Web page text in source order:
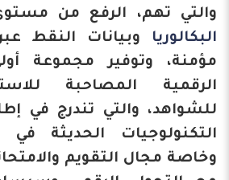
والتي تهم، الرفع من
البكالوريا وبيانات النقط
مؤمنة، وتوفير مجموعة
الرقمية المصاحبة
للشواهد، والتي تندرج في
التكنولوجيات الحديثة في
وخاصة مجال التقويم